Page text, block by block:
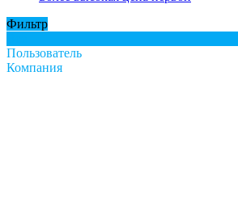
Фильтр
Пользователь
Компания